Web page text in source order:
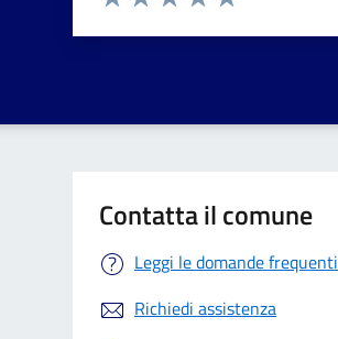
Contatta il comune
Leggi le domande frequenti
Richiedi assistenza